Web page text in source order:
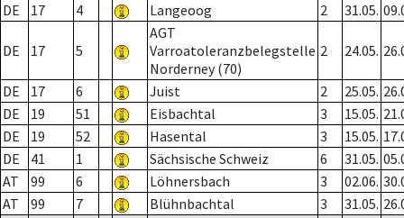
DE
17 4 Langeoog 2 31.05.
DE 17 5
AGT
Varroatoleranzbelegstelle
Norderney (70)
2 24.05.
DE 17 6 Juist 2 25.05.
DE
19 51 Eisbachtal 3 15.05.
DE
19 52 Hasental 3 15.05.
DE
41 1 Sächsische Schweiz 6 31.05.
AT
99 6 Löhnersbach 3 02.06.
AT
99 7 Blühnbachtal 3 31.05.